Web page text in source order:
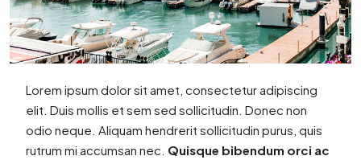
Lorem ipsum dolor sit amet, consectetur adipiscing
elit. Duis mollis et sem sed sollicitudin. Donec non
odio neque. Aliquam hendrerit sollicitudin purus, quis
rutrum mi accumsan nec. Quisque bibendum orci ac